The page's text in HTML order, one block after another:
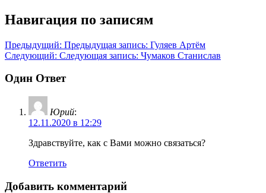
Навигация по записям
Предыдущий: Предыдущая запись: Гуляев Артём
Следующий: Следующая запись: Чумаков Станислав
Один Ответ
Юрий:
12.11.2020 в 12:29
Здравствуйте, как с Вами можно связаться?
Ответить
Добавить комментарий